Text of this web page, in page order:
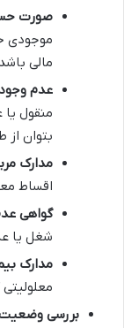
صورت
موجودی
مالی
عدم
منقول
بتوان از
مدارک
اقساط
گواهی
شغل یا
مدارک
بررسی